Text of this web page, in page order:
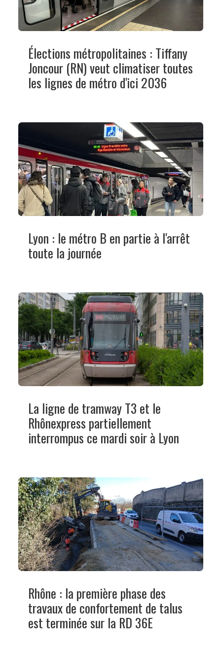
Élections métropolitaines : Tiffany
Joncour (RN) veut climatiser toutes
les lignes de métro d'ici 2036
Lyon : le métro B en partie à l'arrêt
toute la journée
La ligne de tramway T3 et le
Rhônexpress partiellement
interrompus ce mardi soir à Lyon
Rhône : la première phase des
travaux de confortement de talus
est terminée sur la RD 36E